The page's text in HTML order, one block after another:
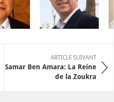
ARTICLE SUIVANT
Samar Ben Amara: La Reine
de la Zoukra